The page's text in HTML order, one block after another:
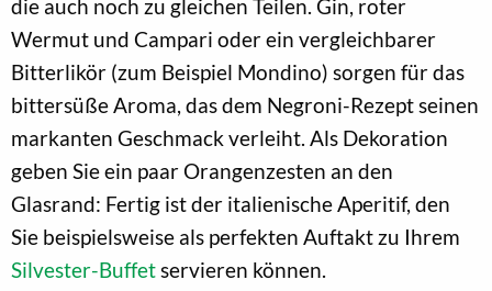
die auch noch zu gleichen Teilen. Gin, roter
Wermut und Campari oder ein vergleichbarer
Bitterlikör (zum Beispiel Mondino) sorgen für das
bittersüße Aroma, das dem Negroni-Rezept seinen
markanten Geschmack verleiht. Als Dekoration
geben Sie ein paar Orangenzesten an den
Glasrand: Fertig ist der italienische Aperitif, den
Sie beispielsweise als perfekten Auftakt zu Ihrem
Silvester-Buffetservieren können.